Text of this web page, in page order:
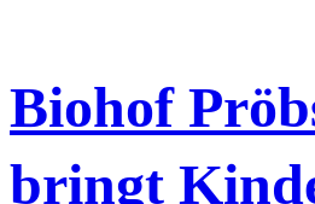
Biohof
bringt